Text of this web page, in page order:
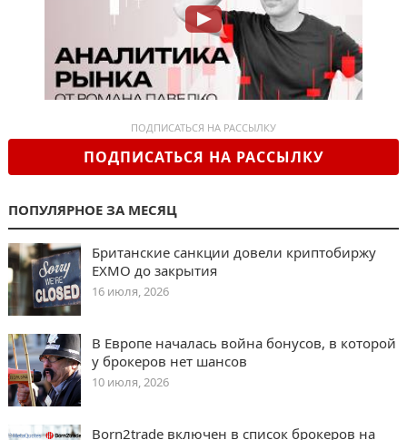
ПОДПИСАТЬСЯ НА РАССЫЛКУ
ПОДПИСАТЬСЯ НА РАССЫЛКУ
ПОПУЛЯРНОЕ ЗА МЕСЯЦ
Британские санкции довели криптобиржу
EXMO до закрытия
16 июля, 2026
В Европе началась война бонусов, в которой
у брокеров нет шансов
10 июля, 2026
Born2trade включен в список брокеров на